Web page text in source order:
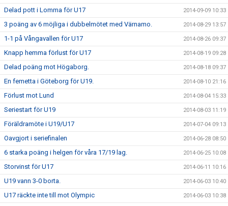
Delad pott i Lomma för U17 2014-09-09 10:33
3 poäng av 6 möjliga i dubbelmötet med Värnamo. 2014-08-29 13:57
1-1 på Vångavallen för U17 2014-08-26 09:37
Knapp hemma förlust för U17 2014-08-19 09:28
Delad poäng mot Högaborg. 2014-08-18 09:37
En femetta i Göteborg för U19. 2014-08-10 21:16
Förlust mot Lund 2014-08-04 15:33
Seriestart för U19 2014-08-03 11:19
Föräldramöte i U19/U17 2014-07-04 09:13
Oavgjort i seriefinalen 2014-06-28 08:50
6 starka poäng i helgen för våra 17/19 lag. 2014-06-25 10:08
Storvinst för U17 2014-06-11 10:16
U19 vann 3-0 borta. 2014-06-03 10:40
U17 räckte inte till mot Olympic 2014-06-03 10:38